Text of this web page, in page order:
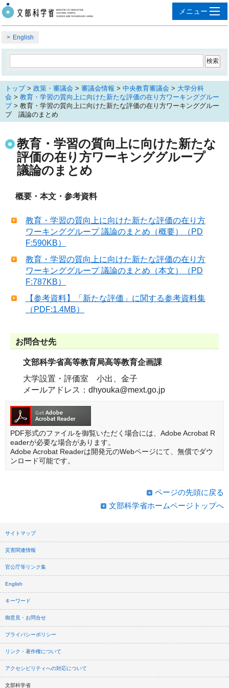
English
トップ> 政策・審議会 > 審議会情報 > 中央教育審議会 > 大学分科
会 > 教育・学習の質向上に向けた新たな評価の在り方ワーキンググルー
プ> 教育・学習の質向上に向けた新たな評価の在り方ワーキンググルー
プ 議論のまとめ
教育・学習の質向上に向けた新たな
評価の在り方ワーキンググループ
議論のまとめ
概要・本文・参考資料
教育・学習の質向上に向けた新たな評価の在り方
ワーキンググループ 議論のまとめ（概要）（PD
F:590KB）
教育・学習の質向上に向けた新たな評価の在り方
ワーキンググループ 議論のまとめ（本文）（PD
F:787KB）
【参考資料】「新たな評価」に関する参考資料集
（PDF:1.4MB）
お問合せ先
文部科学省高等教育局高等教育企画課
大学設置・評価室 小出、金子
メールアドレス：dhyouka@mext.go.jp
PDF形式のファイルを御覧いただく場合には、Adobe Acrobat R
eaderが必要な場合があります。
Adobe Acrobat Readerは開発元のWebページにて、無償でダウ
ンロード可能です。
ページの先頭に戻る
文部科学省ホームページトップへ
サイトマップ
災害関連情報
官公庁等リンク集
English
キーワード
御意見・お問合せ
プライバシーポリシー
リンク・著作権について
アクセシビリティへの対応について
文部科学省